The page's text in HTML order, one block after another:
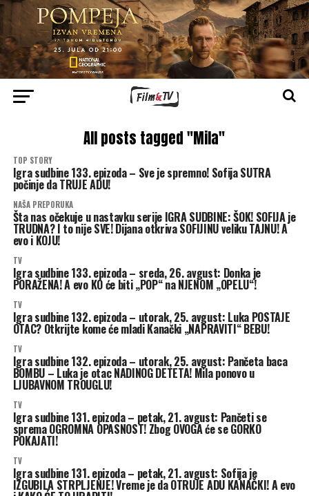
All posts tagged "Mila"
TOP STORY
Igra sudbine 133. epizoda – Sve je spremno! Sofija SUTRA
počinje da TRUJE ADU!
NAŠA PREPORUKA
Šta nas očekuje u nastavku serije IGRA SUDBINE: ŠOK! SOFIJA je
TRUDNA? I to nije SVE! Dijana otkriva SOFIJINU veliku TAJNU! A
evo i KOJU!
TV
Igra sudbine 133. epizoda – sreda, 26. avgust: Donka je
PORAŽENA! A evo KO će biti „POP“ na NJENOM „OPELU“!
TV
Igra sudbine 132. epizoda – utorak, 25. avgust: Luka POSTAJE
OTAC? Otkrijte kome će mladi Kanački „NAPRAVITI“ BEBU!
TV
Igra sudbine 132. epizoda – utorak, 25. avgust: Pančeta baca
BOMBU – Luka je otac NADINOG DETETA! Mila ponovo u
LJUBAVNOM TROUGLU!
TV
Igra sudbine 131. epizoda – petak, 21. avgust: Pančeti se
sprema OGROMNA OPASNOST! Zbog OVOGA će se GORKO
POKAJATI!
TV
Igra sudbine 131. epizoda – petak, 21. avgust: Sofija je
IZGUBILA STRPLJENJE! Vreme je da OTRUJE ADU KANAČKI! A evo